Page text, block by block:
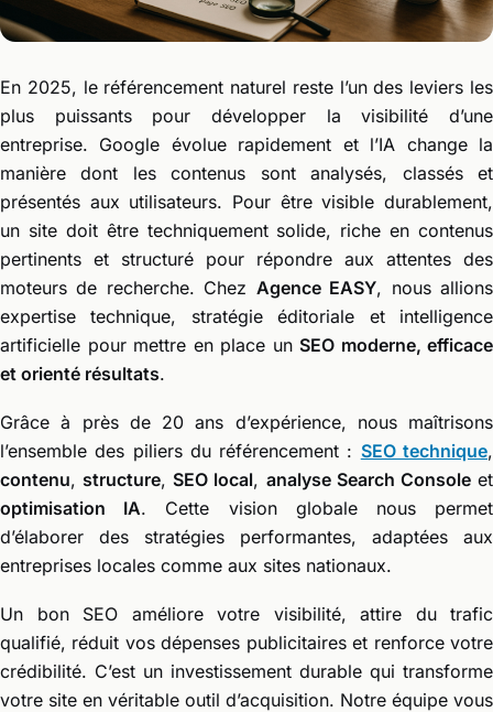
En 2025, le référencement naturel reste l’un des leviers les
plus puissants pour développer la visibilité d’une
entreprise. Google évolue rapidement et l’IA change la
manière dont les contenus sont analysés, classés et
présentés aux utilisateurs. Pour être visible durablement,
un site doit être techniquement solide, riche en contenus
pertinents et structuré pour répondre aux attentes des
moteurs de recherche. Chez Agence EASY, nous allions
expertise technique, stratégie éditoriale et intelligence
artificielle pour mettre en place un SEO moderne, efficace
et orienté résultats.
Grâce à près de 20 ans d’expérience, nous maîtrisons
l’ensemble des piliers du référencement : SEO technique,
contenu, structure, SEO local, analyse Search Consoleet
optimisation IA. Cette vision globale nous permet
d’élaborer des stratégies performantes, adaptées aux
entreprises locales comme aux sites nationaux.
Un bon SEO améliore votre visibilité, attire du trafic
qualifié, réduit vos dépenses publicitaires et renforce votre
crédibilité. C’est un investissement durable qui transforme
votre site en véritable outil d’acquisition. Notre équipe vous